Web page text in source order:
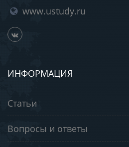
www.ustudy.ru
ИНФОРМАЦИЯ
Статьи
Вопросы и ответы